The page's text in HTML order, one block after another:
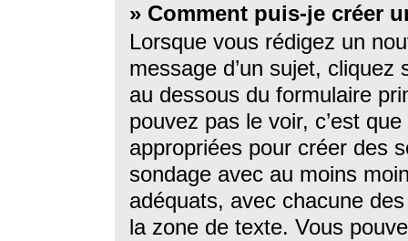
» Comment puis-je créer
Lorsque vous rédigez un
message d’un sujet, cliquez
au dessous du formulaire
pouvez pas le voir, c’est
appropriées pour créer des
sondage avec au moins
adéquats, avec chacune
la zone de texte. Vous